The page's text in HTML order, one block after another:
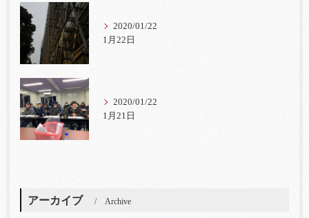
2020/01/22
1月22日
2020/01/22
1月21日
アーカイブ Archive